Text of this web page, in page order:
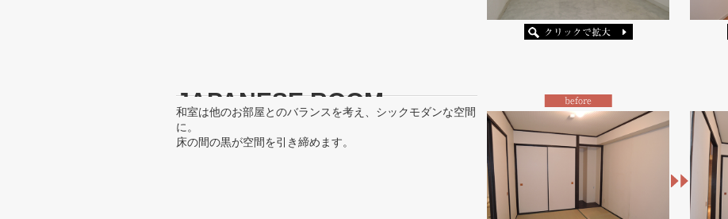
JAPANESE ROOM
和室は他のお部屋とのバランスを考え、シックモダンな空間
に。
床の間の黒が空間を引き締めます。